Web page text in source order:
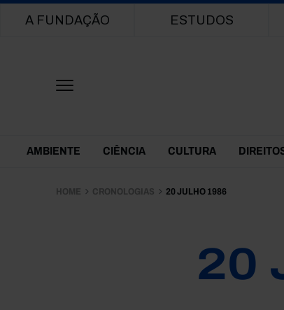
Main navigation
A FUNDAÇÃO ESTUDOS
Themes Menu
AMBIENTE CIÊNCIA CULTURA
HOME CRONOLOGIAS 20 JULHO 1986
20